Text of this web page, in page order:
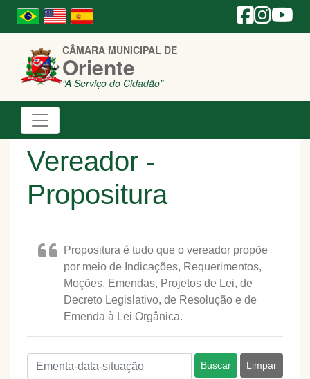
CÂMARA MUNICIPAL DE
Oriente
“A Serviço do Cidadão”
Vereador -
Propositura
Propositura é tudo que o vereador propõe
por meio de Indicações, Requerimentos,
Moções, Emendas, Projetos de Lei, de
Decreto Legislativo, de Resolução e de
Emenda à Lei Orgânica.
Buscar Limpar